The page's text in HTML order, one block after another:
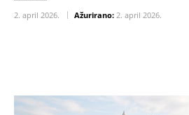
2. april 2026. Ažurirano: 2. april 2026.